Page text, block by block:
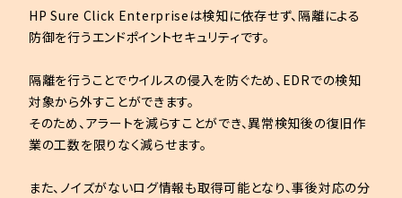
HP Sure Click Enterpriseは検知に依存せず、隔離による
防御を行うエンドポイントセキュリティです。
隔離を行うことでウイルスの侵入を防ぐため、EDRでの検知
対象から外すことができます。
そのため、アラートを減らすことができ、異常検知後の復旧作
業の工数を限りなく減らせます。
また、ノイズがないログ情報も取得可能となり、事後対応の分